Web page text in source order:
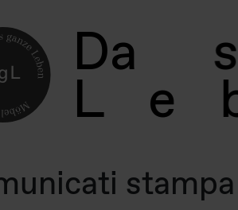
Da s
L e
stampa